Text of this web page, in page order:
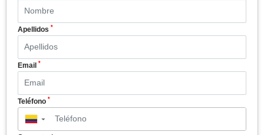
Apellidos *
Email *
Teléfono *
▼